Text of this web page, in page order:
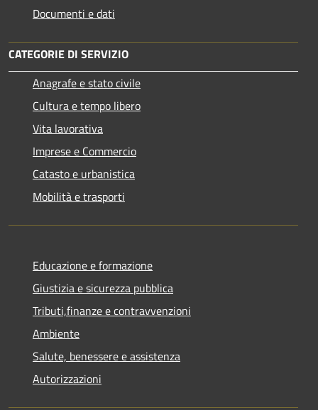
Documenti e dati
CATEGORIE DI SERVIZIO
Anagrafe e stato civile
Cultura e tempo libero
Vita lavorativa
Imprese e Commercio
Catasto e urbanistica
Mobilità e trasporti
Educazione e formazione
Giustizia e sicurezza pubblica
Tributi,finanze e contravvenzioni
Ambiente
Salute, benessere e assistenza
Autorizzazioni